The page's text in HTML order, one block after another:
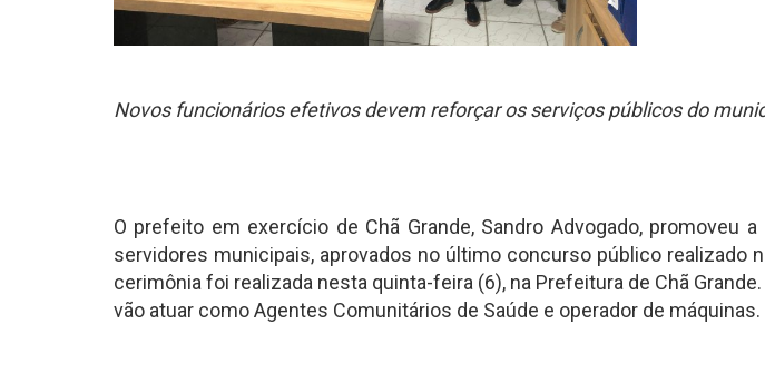
Novos funcionários efetivos devem reforçar os serviços públicos do
O prefeito em exercício de Chã Grande, Sandro Advogado, promoveu
servidores municipais, aprovados no último concurso público realizado
cerimônia foi realizada nesta quinta-feira (6), na Prefeitura de Chã
vão atuar como Agentes Comunitários de Saúde e operador de máquinas.